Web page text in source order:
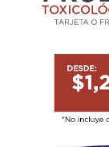
82-39-0306-06